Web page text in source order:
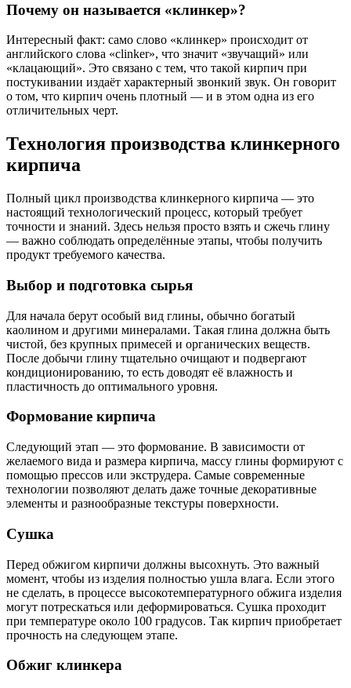
Почему он называется «клинкер»?
Интересный факт: само слово «клинкер» происходит от
английского слова «clinker», что значит «звучащий» или
«клацающий». Это связано с тем, что такой кирпич при
постукивании издаёт характерный звонкий звук. Он говорит
о том, что кирпич очень плотный — и в этом одна из его
отличительных черт.
Технология производства клинкерного
кирпича
Полный цикл производства клинкерного кирпича — это
настоящий технологический процесс, который требует
точности и знаний. Здесь нельзя просто взять и сжечь глину
— важно соблюдать определённые этапы, чтобы получить
продукт требуемого качества.
Выбор и подготовка сырья
Для начала берут особый вид глины, обычно богатый
каолином и другими минералами. Такая глина должна быть
чистой, без крупных примесей и органических веществ.
После добычи глину тщательно очищают и подвергают
кондиционированию, то есть доводят её влажность и
пластичность до оптимального уровня.
Формование кирпича
Следующий этап — это формование. В зависимости от
желаемого вида и размера кирпича, массу глины формируют с
помощью прессов или экструдера. Самые современные
технологии позволяют делать даже точные декоративные
элементы и разнообразные текстуры поверхности.
Сушка
Перед обжигом кирпичи должны высохнуть. Это важный
момент, чтобы из изделия полностью ушла влага. Если этого
не сделать, в процессе высокотемпературного обжига изделия
могут потрескаться или деформироваться. Сушка проходит
при температуре около 100 градусов. Так кирпич приобретает
прочность на следующем этапе.
Обжиг клинкера